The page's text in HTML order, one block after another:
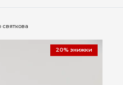
святкова
20% знижки